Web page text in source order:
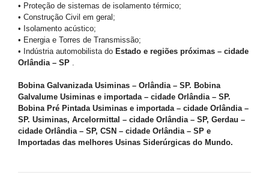
• Proteção de sistemas de isolamento térmico;
• Construção Civil em geral;
• Isolamento acústico;
• Energia e Torres de Transmissão;
• Indústria automobilista do Estado e regiões próximas – cidade
Orlândia – SP
Bobina Galvanizada Usiminas – Orlândia – SP. Bobina
Galvalume Usiminas e importada – cidade Orlândia – SP.
Bobina Pré Pintada Usiminas e importada – cidade Orlândia –
SP. Usiminas, Arcelormittal – cidade Orlândia – SP, Gerdau –
cidade Orlândia – SP, CSN – cidade Orlândia – SP e
Importadas das melhores Usinas Siderúrgicas do Mundo.